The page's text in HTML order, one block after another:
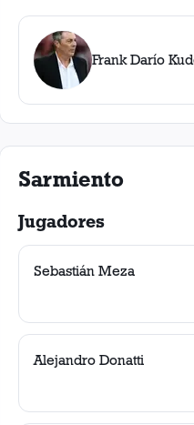
Frank Darío
Sarmiento
Jugadores
Sebastián Meza
Alejandro Donatti